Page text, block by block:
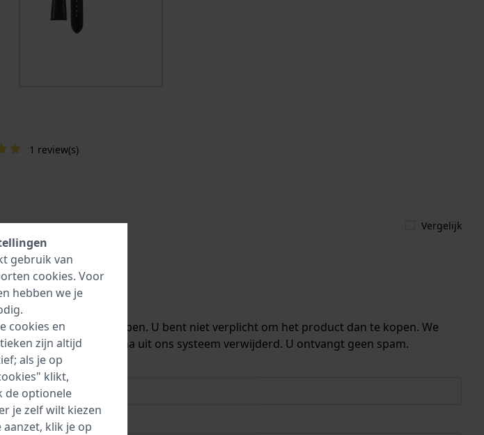
1 review(s)
Vergelijk
op voorraad hebben. U bent niet verplicht om het product dan te kopen. We
onmiddellijk daarna uit ons systeem verwijderd. U ontvangt geen spam.
gebruik van
cookies. Voor
hebben we je
cookies en
zijn altijd
als je op
klikt,
de optionele
je zelf wilt kiezen
klik je op